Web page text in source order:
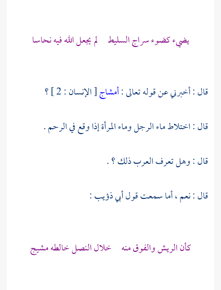
يضيء كضوء سراج السليط لم يجعل الله فيه نحاسا
قال : أخبرني عن قوله تعالى :أمشاج[ الإنسان : 2 ] ؟
قال : اختلاط ماء الرجل وماء المرأة إذا وقع في الرحم .
قال : وهل تعرف العرب ذلك ؟ .
قال : نعم ، أما سمعت قولأبي ذؤيب:
كأن الريش والفوق منه خلال النصل خالطه مشيج